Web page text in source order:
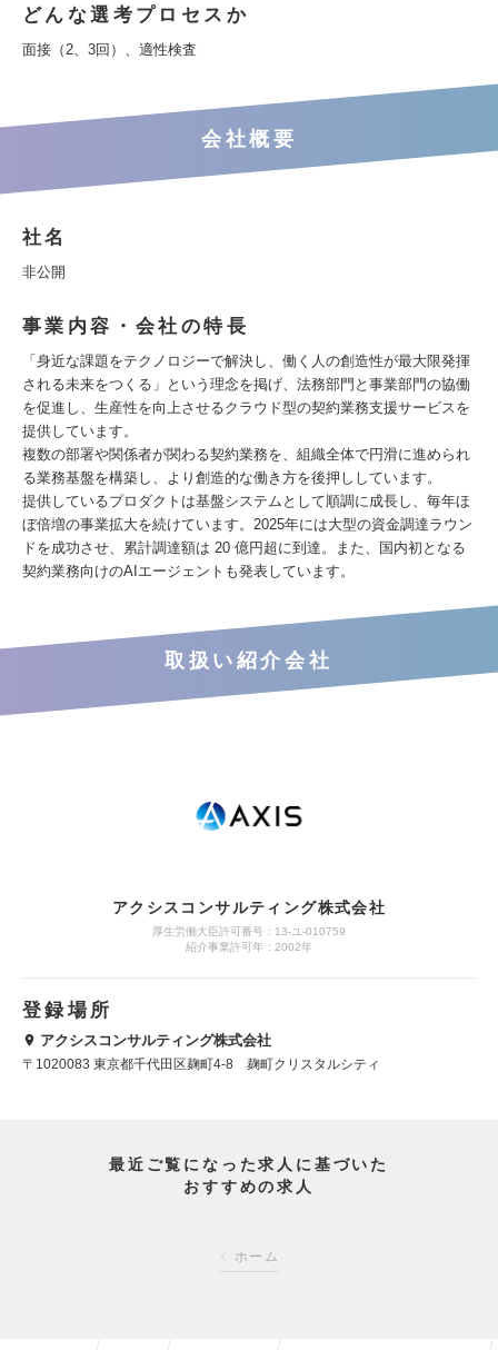
どんな選考プロセスか
面接（2、3回）、適性検査
会社概要
社名
非公開
事業内容・会社の特長
「身近な課題をテクノロジーで解決し、働く人の創造性が最大限発揮
される未来をつくる」という理念を掲げ、法務部門と事業部門の協働
を促進し、生産性を向上させるクラウド型の契約業務支援サービスを
提供しています。
複数の部署や関係者が関わる契約業務を、組織全体で円滑に進められ
る業務基盤を構築し、より創造的な働き方を後押ししています。
提供しているプロダクトは基盤システムとして順調に成長し、毎年ほ
ぼ倍増の事業拡大を続けています。2025年には大型の資金調達ラウン
ドを成功させ、累計調達額は 20 億円超に到達。また、国内初となる
契約業務向けのAIエージェントも発表しています。
取扱い紹介会社
アクシスコンサルティング株式会社
厚生労働大臣許可番号：13-ユ-010759
紹介事業許可年：2002年
登録場所
アクシスコンサルティング株式会社
〒1020083 東京都千代田区麹町4-8 麹町クリスタルシティ
最近ご覧になった求人に基づいた
おすすめの求人
ホーム